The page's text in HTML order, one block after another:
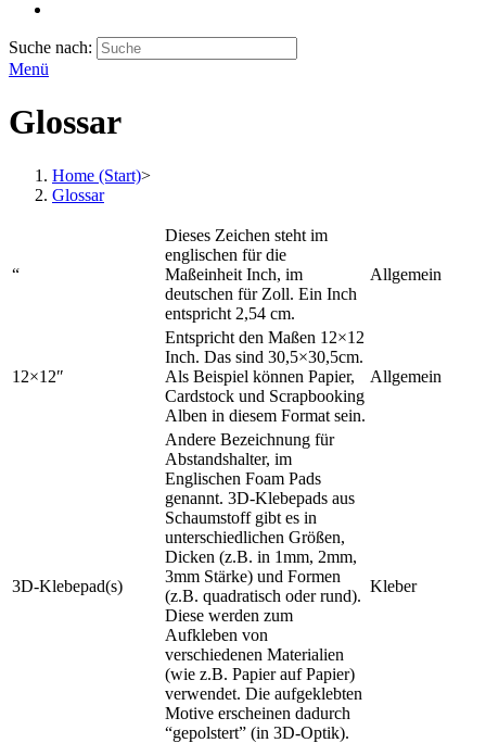
Suche nach:
Menü
Glossar
Home (Start)>
Glossar
“
Dieses Zeichen steht im
englischen für die
Maßeinheit Inch, im
deutschen für Zoll. Ein Inch
entspricht 2,54 cm.
Allgemein
12×12″
Entspricht den Maßen 12×12
Inch. Das sind 30,5×30,5cm.
Als Beispiel können Papier,
Cardstock und Scrapbooking
Alben in diesem Format sein.
Allgemein
3D-Klebepad(s)
Andere Bezeichnung für
Abstandshalter, im
Englischen Foam Pads
genannt. 3D-Klebepads aus
Schaumstoff gibt es in
unterschiedlichen Größen,
Dicken (z.B. in 1mm, 2mm,
3mm Stärke) und Formen
(z.B. quadratisch oder rund).
Diese werden zum
Aufkleben von
verschiedenen Materialien
(wie z.B. Papier auf Papier)
verwendet. Die aufgeklebten
Motive erscheinen dadurch
“gepolstert” (in 3D-Optik).
Kleber